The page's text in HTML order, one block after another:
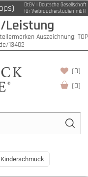
DtGV | Deutsche Gesellschaft
für Verbraucherstudien mbH
Leistung
Auszeichnung: TOP
13402
(0)
(0)
Kinderschmuck